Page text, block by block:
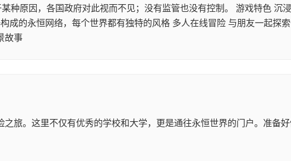
原因，各国政府对此视而不见；没有监管也没有控制。 游戏特色 沉
成的永恒网络，每个世界都有独特的风格 多人在线冒险 与朋友一起探
故事
旅。这里不仅有优秀的学校和大学，更是通往永恒世界的门户。准备